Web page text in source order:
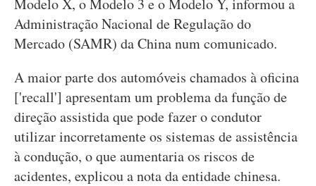
Modelo X, o Modelo 3 e o Modelo Y, informou a
Administração Nacional de Regulação do
Mercado (SAMR) da China num comunicado.
A maior parte dos automóveis chamados à oficina
['recall'] apresentam um problema da função de
direção assistida que pode fazer o condutor
utilizar incorretamente os sistemas de assistência
à condução, o que aumentaria os riscos de
acidentes, explicou a nota da entidade chinesa.